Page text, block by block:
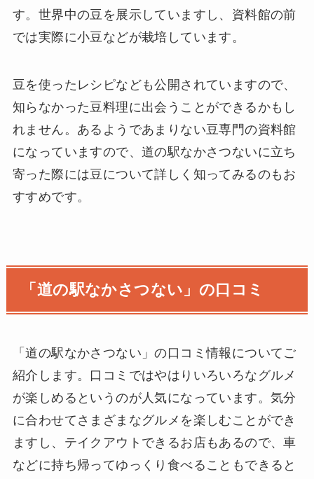
す。世界中の豆を展示していますし、資料館の前
では実際に小豆などが栽培しています。
豆を使ったレシピなども公開されていますので、
知らなかった豆料理に出会うことができるかもし
れません。あるようであまりない豆専門の資料館
になっていますので、道の駅なかさつないに立ち
寄った際には豆について詳しく知ってみるのもお
すすめです。
「道の駅なかさつない」の口コミ
「道の駅なかさつない」の口コミ情報についてご
紹介します。口コミではやはりいろいろなグルメ
が楽しめるというのが人気になっています。気分
に合わせてさまざまなグルメを楽しむことができ
ますし、テイクアウトできるお店もあるので、車
などに持ち帰ってゆっくり食べることもできると